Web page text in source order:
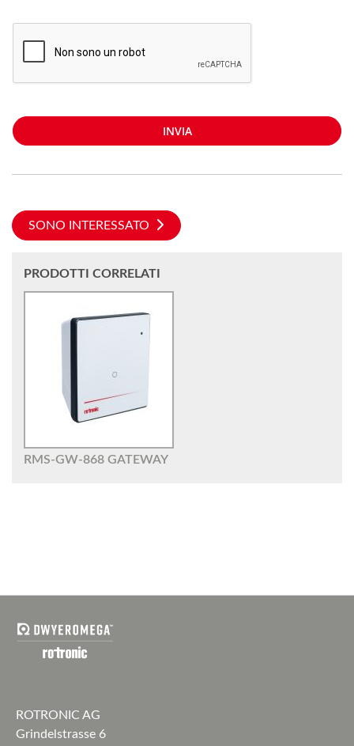
INVIA
SONO INTERESSATO
PRODOTTI CORRELATI
RMS-GW-868 GATEWAY
ROTRONIC AG
Grindelstrasse 6